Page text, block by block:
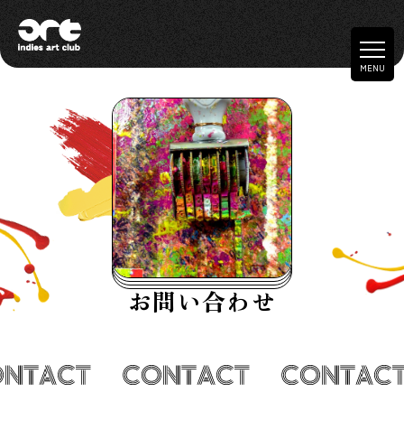
t
o
g
a
o
n
MENU
お問い合わせ